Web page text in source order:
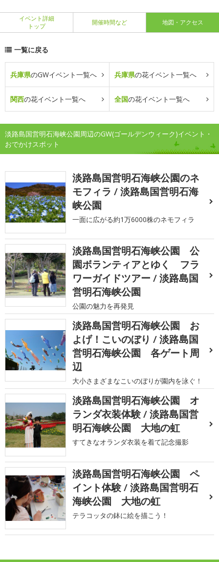
イベント詳細
トップ
開催時間など 地図・アクセス
一覧に戻る
兵庫県のGWイベント一覧へ 兵庫県の花イベント一覧へ
関西の花イベント一覧へ 全国の花イベント一覧へ
淡路島国営明石海峡公園周辺のGW(ゴールデンウィーク)イベント・
おでかけスポット
淡路島国営明石海峡公園のネ
モフィラ / 淡路島国営明石海
峡公園
一面に広がる約1万6000株のネモフィラ
淡路島国営明石海峡公園 公
園ボランティアとゆく フラ
ワーガイドツアー / 淡路島国
営明石海峡公園
公園の魅力を再発見
淡路島国営明石海峡公園 お
よげ！こいのぼり / 淡路島国
営明石海峡公園 各ゲート周
辺
大小さまざまなこいのぼりが園内を泳ぐ！
淡路島国営明石海峡公園 オ
ランダ衣装体験 / 淡路島国営
明石海峡公園 大地の虹
すてきなオランダ衣装を着て記念撮影
淡路島国営明石海峡公園 ペ
イント体験 / 淡路島国営明石
海峡公園 大地の虹
テラコッタの鉢に絵を描こう！